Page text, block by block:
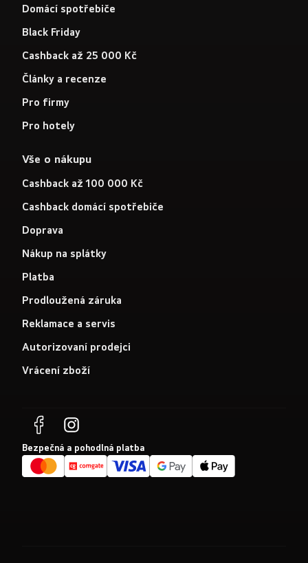
Domácí spotřebiče
Black Friday
Cashback až 25 000 Kč
Články a recenze
Pro firmy
Pro hotely
Vše o nákupu
Cashback až 100 000 Kč
Cashback domácí spotřebiče
Doprava
Nákup na splátky
Platba
Prodloužená záruka
Reklamace a servis
Autorizovaní prodejci
Vrácení zboží
Bezpečná a pohodlná platba